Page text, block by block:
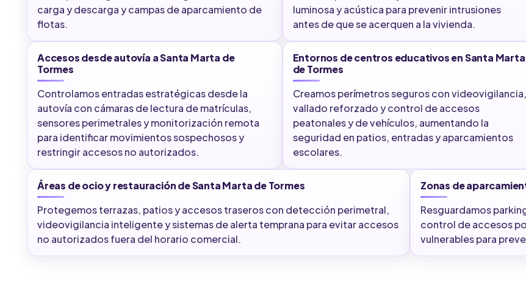
carga y descarga y campas de aparcamiento de
flotas.
luminosa y acústica para prevenir intrusiones
antes de que se acerquen a la vivienda.
Accesos desde autovía a Santa Marta de
Tormes
Controlamos entradas estratégicas desde la
autovía con cámaras de lectura de matrículas,
sensores perimetrales y monitorización remota
para identificar movimientos sospechosos y
restringir accesos no autorizados.
Entornos de centros educativos en Santa Marta
de Tormes
Creamos perímetros seguros con videovigilancia,
vallado reforzado y control de accesos
peatonales y de vehículos, aumentando la
seguridad en patios, entradas y aparcamientos
escolares.
Áreas de ocio y restauración de Santa Marta de Tormes
Protegemos terrazas, patios y accesos traseros con detección perimetral,
videovigilancia inteligente y sistemas de alerta temprana para evitar accesos
no autorizados fuera del horario comercial.
Zonas de
Resguardamos
control de accesos
vulnerables para